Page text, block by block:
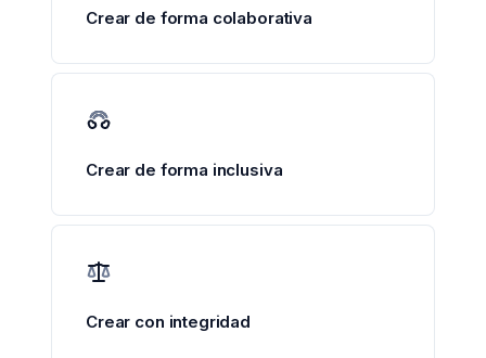
Crear de forma colaborativa
Crear de forma inclusiva
Crear con integridad